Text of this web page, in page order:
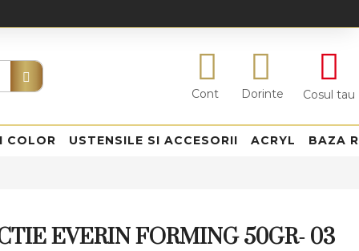
Cont Dorinte Cosul tau
COLOR USTENSILE SI ACCESORII ACRYL BAZA
EVERIN FORMING 50GR- 03